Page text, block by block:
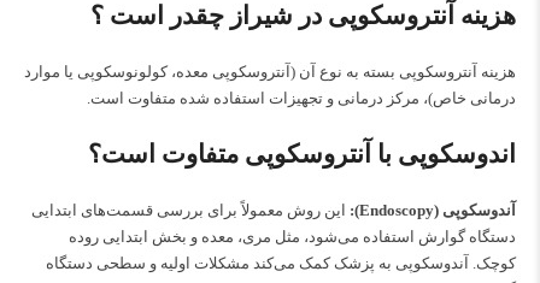
هزینه آنتروسکوپی در شیراز چقدر است ؟
هزینه آنتروسکوپی بسته به نوع آن (آنتروسکوپی معده، کولونوسکوپی یا موارد
درمانی خاص)، مرکز درمانی و تجهیزات استفاده‌ شده متفاوت است.
اندوسکوپی با آنتروسکوپی متفاوت است؟
آندوسکوپی (Endoscopy):
این روش معمولاً برای بررسی قسمت‌های ابتدایی
دستگاه گوارش استفاده می‌شود، مثل مری، معده و بخش ابتدایی روده
کوچک. آندوسکوپی به پزشک کمک می‌کند مشکلات اولیه و سطحی دستگاه